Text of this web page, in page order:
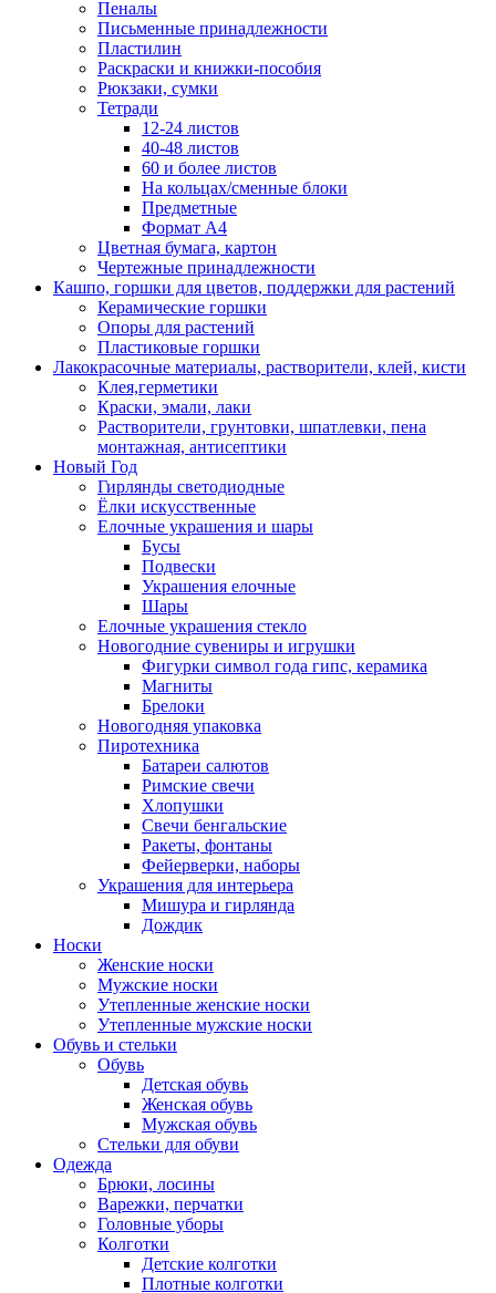
Пеналы
Письменные принадлежности
Пластилин
Раскраски и книжки-пособия
Рюкзаки, сумки
Тетради
12-24 листов
40-48 листов
60 и более листов
На кольцах/сменные блоки
Предметные
Формат А4
Цветная бумага, картон
Чертежные принадлежности
Кашпо, горшки для цветов, поддержки для растений
Керамические горшки
Опоры для растений
Пластиковые горшки
Лакокрасочные материалы, растворители, клей, кисти
Клея,герметики
Краски, эмали, лаки
Растворители, грунтовки, шпатлевки, пена
монтажная, антисептики
Новый Год
Гирлянды светодиодные
Ёлки искусственные
Елочные украшения и шары
Бусы
Подвески
Украшения елочные
Шары
Елочные украшения стекло
Новогодние сувениры и игрушки
Фигурки символ года гипс, керамика
Магниты
Брелоки
Новогодняя упаковка
Пиротехника
Батареи салютов
Римские свечи
Хлопушки
Свечи бенгальские
Ракеты, фонтаны
Фейерверки, наборы
Украшения для интерьера
Мишура и гирлянда
Дождик
Носки
Женские носки
Мужские носки
Утепленные женские носки
Утепленные мужские носки
Обувь и стельки
Обувь
Детская обувь
Женская обувь
Мужская обувь
Стельки для обуви
Одежда
Брюки, лосины
Варежки, перчатки
Головные уборы
Колготки
Детские колготки
Плотные колготки